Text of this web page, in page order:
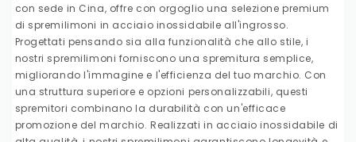
con sede in Cina, offre con orgoglio una selezione premium
di spremilimoni in acciaio inossidabile all'ingrosso.
Progettati pensando sia alla funzionalità che allo stile, i
nostri spremilimoni forniscono una spremitura semplice,
migliorando l'immagine e l'efficienza del tuo marchio. Con
una struttura superiore e opzioni personalizzabili, questi
spremitori combinano la durabilità con un'efficace
promozione del marchio. Realizzati in acciaio inossidabile di